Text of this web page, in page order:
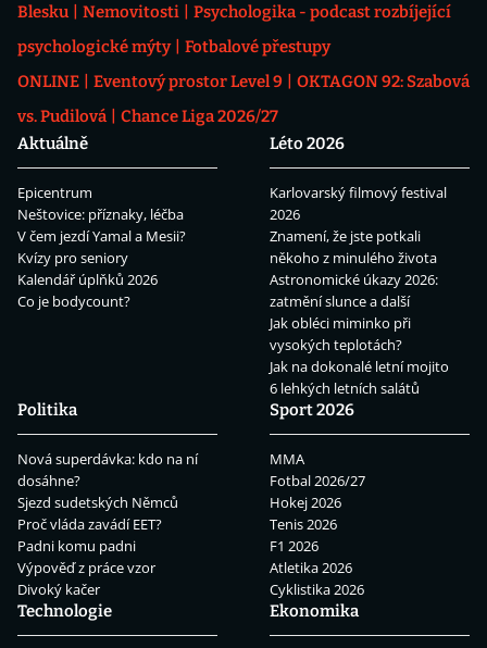
Blesku
Nemovitosti
Psychologika - podcast rozbíjející
psychologické mýty
Fotbalové přestupy
ONLINE
Eventový prostor Level 9
OKTAGON 92: Szabová
vs. Pudilová
Chance Liga 2026/27
Aktuálně
Epicentrum
Neštovice: příznaky, léčba
V čem jezdí Yamal a Mesii?
Kvízy pro seniory
Kalendář úplňků 2026
Co je bodycount?
Léto 2026
Karlovarský filmový festival
2026
Znamení, že jste potkali
někoho z minulého života
Astronomické úkazy 2026:
zatmění slunce a další
Jak obléci miminko při
vysokých teplotách?
Jak na dokonalé letní mojito
6 lehkých letních salátů
Politika
Nová superdávka: kdo na ní
dosáhne?
Sjezd sudetských Němců
Proč vláda zavádí EET?
Padni komu padni
Výpověď z práce vzor
Divoký kačer
Sport 2026
MMA
Fotbal 2026/27
Hokej 2026
Tenis 2026
F1 2026
Atletika 2026
Cyklistika 2026
Technologie
Ekonomika